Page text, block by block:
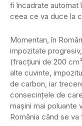
fi încadrate automat
ceea ce va duce la
Momentan, în
impozitate
(fracțiuni de 200
alte cuvinte,
de carbon, iar
consecinţele de
maşini mai poluante
România când se